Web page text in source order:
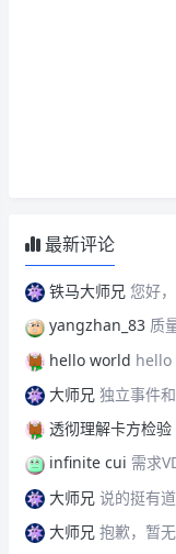
最新评论
铁马大师兄 您好
yangzhan_83 质
hello world
大师兄 独立事件和卡方
透彻理解卡方检
infinite cui 需求
大师兄 说的挺有道理的，从现实看到的大部分情况，做技术的人都比
大师兄 抱歉，暂无